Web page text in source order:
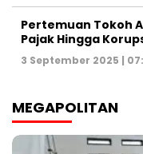
Pertemuan Tokoh
Pajak Hingga
3 September 2025 |
MEGAPOLITAN